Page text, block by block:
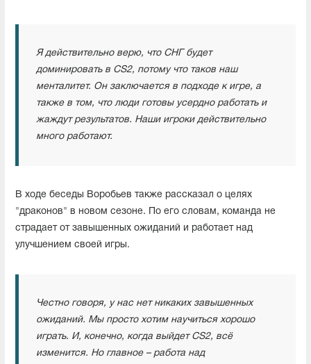
Я действительно верю, что СНГ будет
доминировать в CS2, потому что таков наш
менталитет. Он заключается в подходе к игре, а
также в том, что люди готовы усердно работать и
жаждут результатов. Наши игроки действительно
много работают.
В ходе беседы Воробьев также рассказал о целях
"драконов" в новом сезоне. По его словам, команда не
страдает от завышенных ожиданий и работает над
улучшением своей игры.
Честно говоря, у нас нет никаких завышенных
ожиданий. Мы просто хотим научиться хорошо
играть. И, конечно, когда выйдет CS2, всё
изменится. Но главное – работа над